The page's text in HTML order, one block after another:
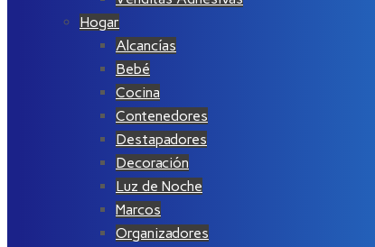
Hogar
Alcancías
Bebé
Cocina
Contenedores
Destapadores
Decoración
Luz de Noche
Marcos
Organizadores